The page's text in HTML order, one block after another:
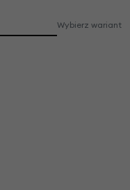
Wybierz wariant